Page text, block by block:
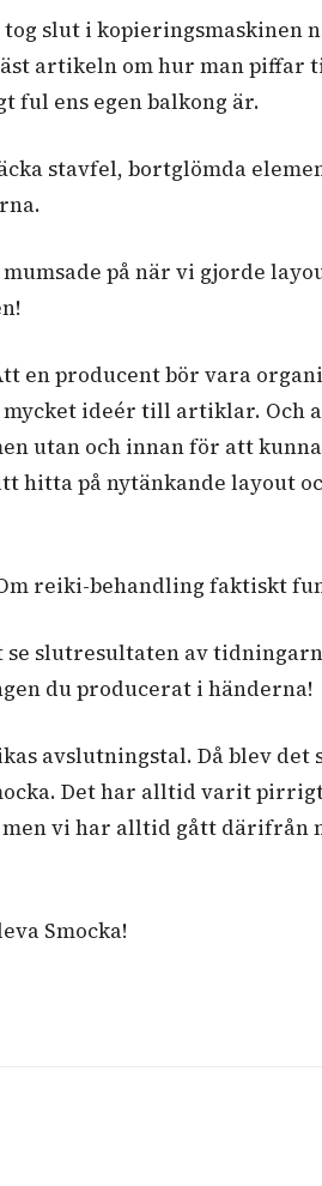
slut i kopieringsmaskinen
artikeln om hur man piffar
ful ens egen balkong är.
stavfel, bortglömda
på när vi gjorde
en producent bör vara
ideér till artiklar. Och
utan och innan för att
hitta på nytänkande layout
reiki-behandling faktiskt
se slutresultaten av
du producerat i händerna!
avslutningstal. Då blev det
Det har alltid varit
vi har alltid gått därifrån
Smocka!